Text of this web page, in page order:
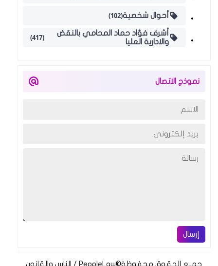
أحوال شخصية(102)
أشرف فؤاد حماد المحامي بالنقض
والادارية العليا
(417)
نموذج الاتصال
إرسال
جميع الحقوق محفوظة©PeopleLaw / الناس والقانون‏